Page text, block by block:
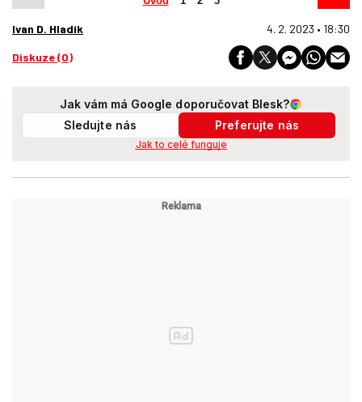
Ivan D. Hladík 4. 2. 2023 • 18:30
Diskuze (0)
Jak vám má Google doporučovat Blesk?
Sledujte nás
Preferujte nás
Jak to celé funguje